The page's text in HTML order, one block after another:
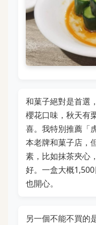
和菓子絕對是首選
櫻花口味，秋天有
喜。我特別推薦「
本老牌和菓子店，
素，比如抹茶夾心
好。一盒大概
也開心。
另一個不能不買的